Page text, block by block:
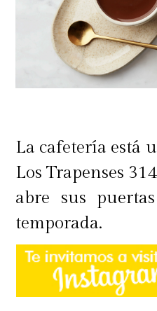
La cafetería está
Los Trapenses
abre sus
temporada.